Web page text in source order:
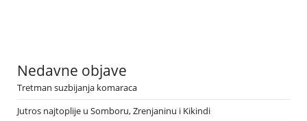
Nedavne objave
Tretman suzbijanja komaraca
Jutros najtoplije u Somboru, Zrenjaninu i Kikindi